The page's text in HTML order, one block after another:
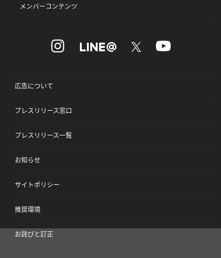
メンバーコンテンツ
広告について
プレスリリース窓口
プレスリリース一覧
お知らせ
サイトポリシー
推奨環境
お詫びと訂正